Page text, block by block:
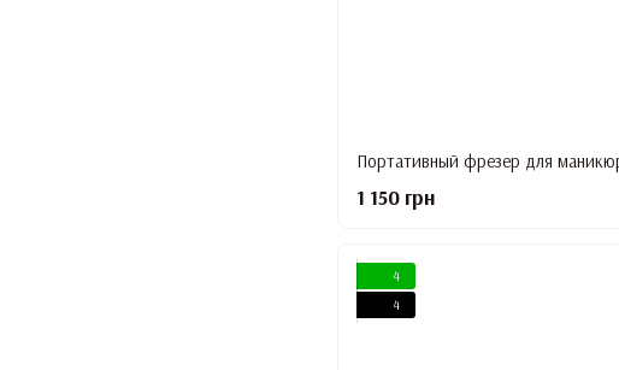
1 150 грн
4
4